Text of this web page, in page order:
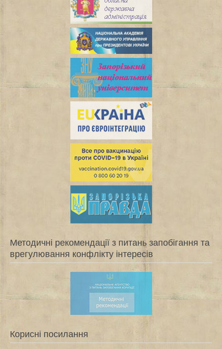
Методичні рекомендації з питань запобігання та
врегулювання конфлікту інтересів
Корисні посилання